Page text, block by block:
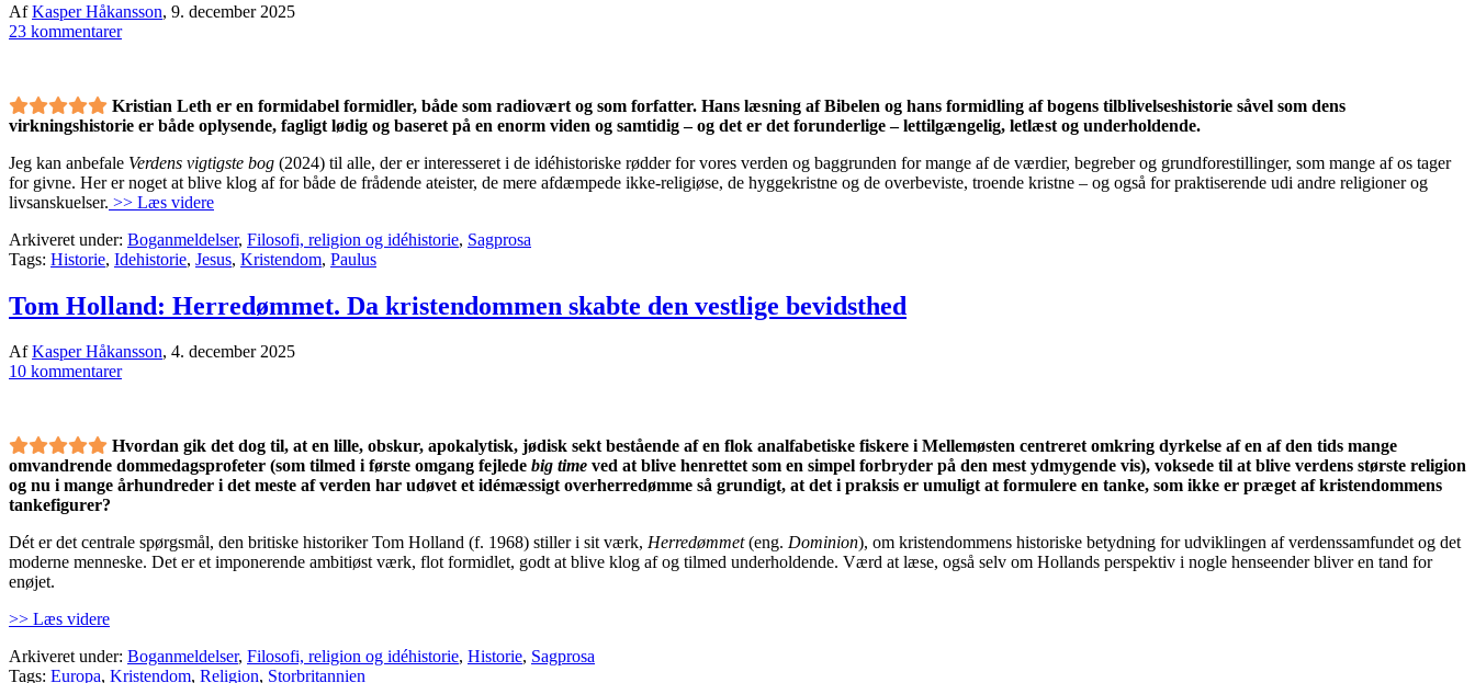
AfKasper Håkansson, 9. december 2025
23 kommentarer
Kristian Leth er en formidabel formidler, både som radiovært og som forfatter. Hans læsning af Bibelen og hans formidling af bogens tilblivelseshistorie såvel som dens
virkningshistorie er både oplysende, fagligt lødig og baseret på en enorm viden og samtidig – og det er det forunderlige – lettilgængelig, letlæst og underholdende.
Jeg kan anbefale Verdens vigtigste bog (2024) til alle, der er interesseret i de idéhistoriske rødder for vores verden og baggrunden for mange af de værdier, begreber og grundforestillinger, som mange af os tager
for givne. Her er noget at blive klog af for både de frådende ateister, de mere afdæmpede ikke-religiøse, de hyggekristne og de overbeviste, troende kristne – og også for praktiserende udi andre religioner og
livsanskuelser. >> Læs videre
Arkiveret under: Boganmeldelser, Filosofi, religion og idéhistorie, Sagprosa
Tags: Historie, Idehistorie, Jesus, Kristendom, Paulus
Tom Holland: Herredømmet. Da kristendommen skabte den vestlige bevidsthed
AfKasper Håkansson, 4. december 2025
10 kommentarer
Hvordan gik det dog til, at en lille, obskur, apokalytisk, jødisk sekt bestående af en flok analfabetiske fiskere i Mellemøsten centreret omkring dyrkelse af en af den tids mange
omvandrende dommedagsprofeter (som tilmed i første omgang fejlede big time ved at blive henrettet som en simpel forbryder på den mest ydmygende vis), voksede til at blive verdens største religion
og nu i mange århundreder i det meste af verden har udøvet et idémæssigt overherredømme så grundigt, at det i praksis er umuligt at formulere en tanke, som ikke er præget af kristendommens
tankefigurer?
Dét er det centrale spørgsmål, den britiske historiker Tom Holland (f. 1968) stiller i sit værk, Herredømmet(eng. Dominion), om kristendommens historiske betydning for udviklingen af verdenssamfundet og det
moderne menneske. Det er et imponerende ambitiøst værk, flot formidlet, godt at blive klog af og tilmed underholdende. Værd at læse, også selv om Hollands perspektiv i nogle henseender bliver en tand for
enøjet.
>> Læs videre
Arkiveret under: Boganmeldelser, Filosofi, religion og idéhistorie, Historie, Sagprosa
Tags: Europa, Kristendom, Religion, Storbritannien